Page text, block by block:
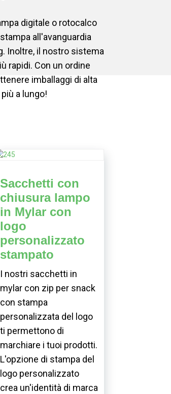
digitale o rotocalco
all'avanguardia
Inoltre, il nostro sistema
rapidi. Con un ordine
imballaggi di alta
a lungo!
Sacchetti con
chiusura lampo
in Mylar con
logo
personalizzato
stampato
I nostri sacchetti in
mylar con zip per snack
con stampa
personalizzata del logo
ti permettono di
marchiare i tuoi prodotti.
L'opzione di stampa del
logo personalizzato
crea un'identità di marca